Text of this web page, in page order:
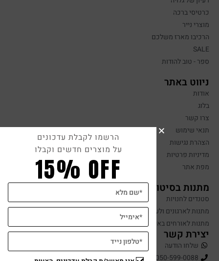
כרטיסי ברכה
מוצרי נייר
הרכיבו מארז משלכם
SALE
ספר - טוב להודות
ניווט באתר
אודות
בלוג
צרו קשר
תנאי שימוש
הצהרת נגישות
מדיניות פרטיות
מפת אתר
מתנות בסיטונאות
סטנדים לחנויות
מתנות לארגונים ולעובדים
מתנות לאורחים באירועים
יצירת קשר
שלחו הודעה
050-599-0088
הרשמו לקבלת עדכונים
על מוצרים חדשים וקבלו
15% OFF